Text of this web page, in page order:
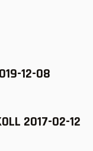
12-08
2017-02-12